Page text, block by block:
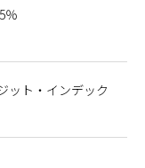
％
ット・インデック